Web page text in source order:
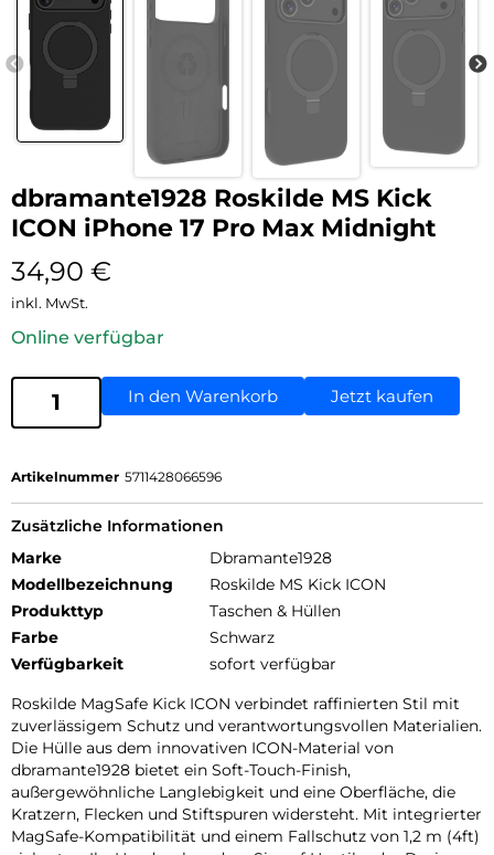
dbramante1928 Roskilde MS Kick
ICON iPhone 17 Pro Max Midnight
34,90 €
inkl. MwSt.
Online verfügbar
In den Warenkorb Jetzt kaufen
Artikelnummer 5711428066596
Zusätzliche Informationen
Marke
Dbramante1928
Modellbezeichnung
Roskilde MS Kick ICON
Produkttyp
Taschen & Hüllen
Farbe
Schwarz
Verfügbarkeit
sofort verfügbar
Roskilde MagSafe Kick ICON verbindet raffinierten Stil mit
zuverlässigem Schutz und verantwortungsvollen Materialien.
Die Hülle aus dem innovativen ICON-Material von
dbramante1928 bietet ein Soft-Touch-Finish,
außergewöhnliche Langlebigkeit und eine Oberfläche, die
Kratzern, Flecken und Stiftspuren widersteht. Mit integrierter
MagSafe-Kompatibilität und einem Fallschutz von 1,2 m (4ft)